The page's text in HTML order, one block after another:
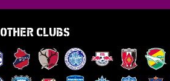
OTHER CLUBS